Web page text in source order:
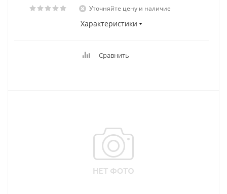
Уточняйте цену и наличие
Характеристики
Сравнить